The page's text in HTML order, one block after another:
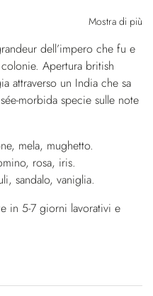
Mostra di più
dell’impero che fu e
Apertura british
attraverso un India che sa
morbida specie sulle note
mela, mughetto.
rosa, iris.
sandalo, vaniglia.
in 5-7 giorni lavorativi e